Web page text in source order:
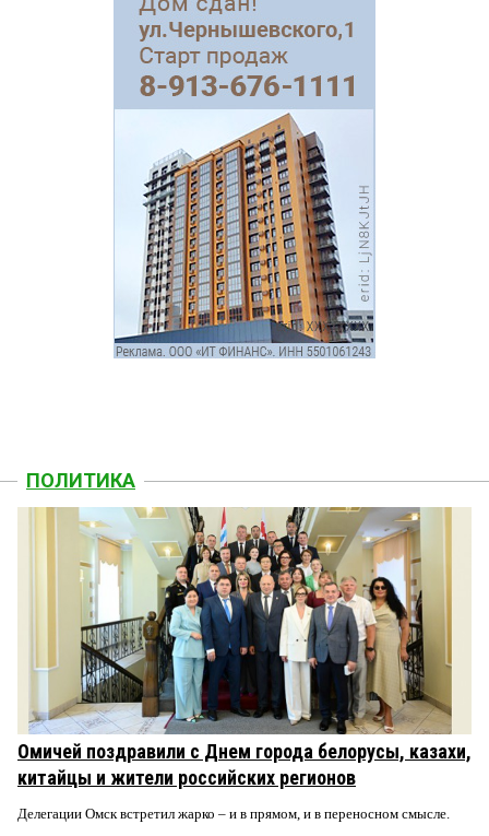
ПОЛИТИКА
Омичей поздравили с Днем города белорусы, казахи,
китайцы и жители российских регионов
Делегации Омск встретил жарко – и в прямом, и в переносном смысле.